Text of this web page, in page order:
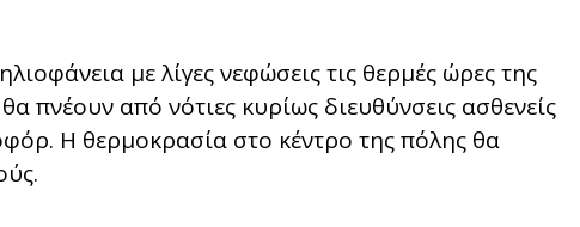
με λίγες νεφώσεις τις θερμές ώρες της
πνέουν από νότιες κυρίως διευθύνσεις ασθενείς
Η θερμοκρασία στο κέντρο της πόλης θα